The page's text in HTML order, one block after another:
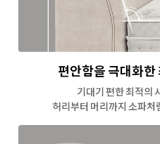
편안함을 극대화한
기대기 편한 최적의
허리부터 머리까지 소파처